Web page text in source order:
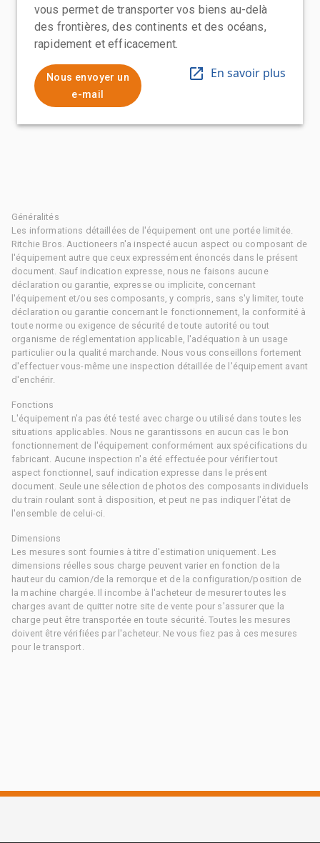
vous permet de transporter vos biens au-delà
des frontières, des continents et des océans,
rapidement et efficacement.
Nous envoyer un
e-mail
En savoir plus
Généralités
Les informations détaillées de l'équipement ont une portée limitée.
Ritchie Bros. Auctioneers n'a inspecté aucun aspect ou composant de
l'équipement autre que ceux expressément énoncés dans le présent
document. Sauf indication expresse, nous ne faisons aucune
déclaration ou garantie, expresse ou implicite, concernant
l'équipement et/ou ses composants, y compris, sans s'y limiter, toute
déclaration ou garantie concernant le fonctionnement, la conformité à
toute norme ou exigence de sécurité de toute autorité ou tout
organisme de réglementation applicable, l'adéquation à un usage
particulier ou la qualité marchande. Nous vous conseillons fortement
d'effectuer vous-même une inspection détaillée de l'équipement avant
d'enchérir.
Fonctions
L'équipement n'a pas été testé avec charge ou utilisé dans toutes les
situations applicables. Nous ne garantissons en aucun cas le bon
fonctionnement de l'équipement conformément aux spécifications du
fabricant. Aucune inspection n'a été effectuée pour vérifier tout
aspect fonctionnel, sauf indication expresse dans le présent
document. Seule une sélection de photos des composants individuels
du train roulant sont à disposition, et peut ne pas indiquer l'état de
l'ensemble de celui-ci.
Dimensions
Les mesures sont fournies à titre d'estimation uniquement. Les
dimensions réelles sous charge peuvent varier en fonction de la
hauteur du camion/de la remorque et de la configuration/position de
la machine chargée. Il incombe à l'acheteur de mesurer toutes les
charges avant de quitter notre site de vente pour s'assurer que la
charge peut être transportée en toute sécurité. Toutes les mesures
doivent être vérifiées par l'acheteur. Ne vous fiez pas à ces mesures
pour le transport.